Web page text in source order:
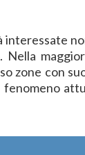
interessate
zone con